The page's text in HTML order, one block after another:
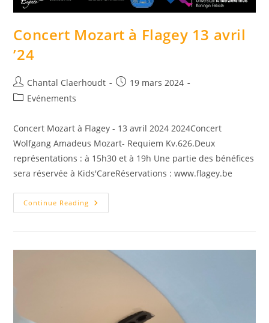
Concert Mozart à Flagey 13 avril
’24
Chantal Claerhoudt
19 mars 2024
Evénements
Concert Mozart à Flagey - 13 avril 2024 2024Concert
Wolfgang Amadeus Mozart- Requiem Kv.626.Deux
représentations : à 15h30 et à 19h Une partie des bénéfices
sera réservée à Kids'CareRéservations : www.flagey.be
Continue Reading